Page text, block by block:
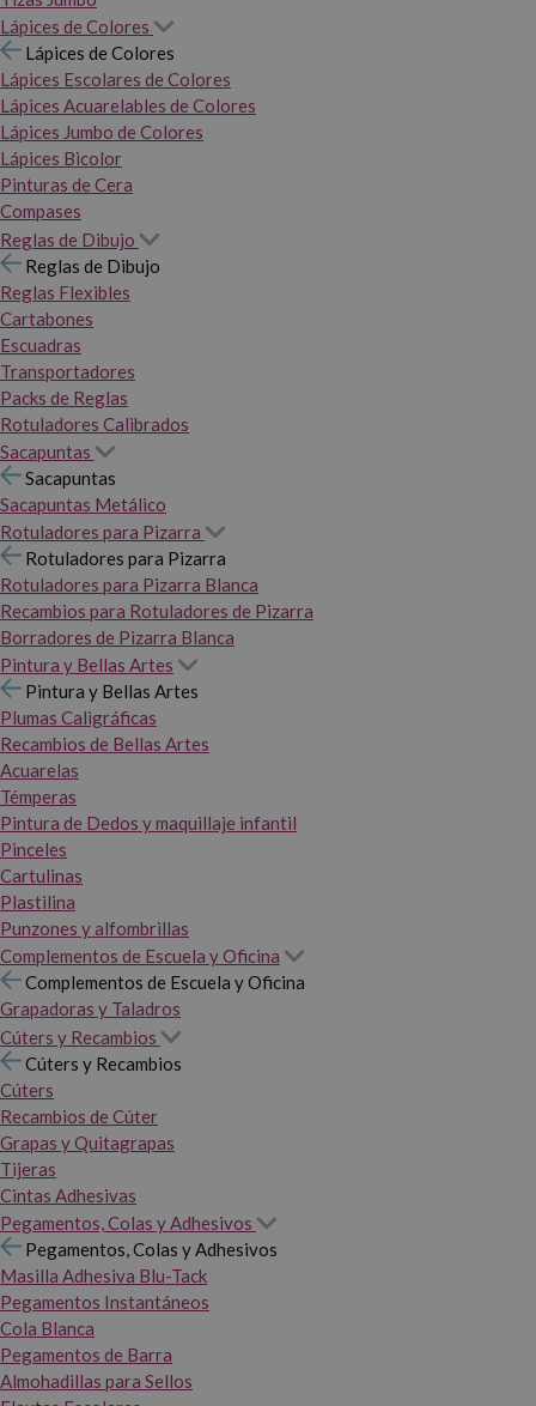
Lápices de Colores
Lápices de Colores
Lápices Escolares de Colores
Lápices Acuarelables de Colores
Lápices Jumbo de Colores
Lápices Bicolor
Pinturas de Cera
Compases
Reglas de Dibujo
Reglas de Dibujo
Reglas Flexibles
Cartabones
Escuadras
Transportadores
Packs de Reglas
Rotuladores Calibrados
Sacapuntas
Sacapuntas
Sacapuntas Metálico
Rotuladores para Pizarra
Rotuladores para Pizarra
Rotuladores para Pizarra Blanca
Recambios para Rotuladores de Pizarra
Borradores de Pizarra Blanca
Pintura y Bellas Artes
Pintura y Bellas Artes
Plumas Caligráficas
Recambios de Bellas Artes
Acuarelas
Témperas
Pintura de Dedos y maquillaje infantil
Pinceles
Cartulinas
Plastilina
Punzones y alfombrillas
Complementos de Escuela y Oficina
Complementos de Escuela y Oficina
Grapadoras y Taladros
Cúters y Recambios
Cúters y Recambios
Cúters
Recambios de Cúter
Grapas y Quitagrapas
Tijeras
Cintas Adhesivas
Pegamentos, Colas y Adhesivos
Pegamentos, Colas y Adhesivos
Masilla Adhesiva Blu-Tack
Pegamentos Instantáneos
Cola Blanca
Pegamentos de Barra
Almohadillas para Sellos